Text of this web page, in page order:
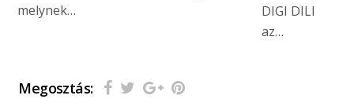
melynek…
DIGI DILI
az…
Megosztás: